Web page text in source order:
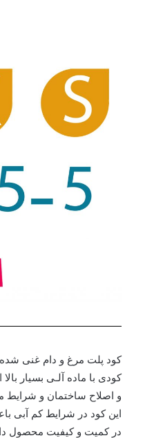
کود پلت مرغ و دام غنی شده
کودی با ماده آلـی بسیار
و اصلاح ساختمان و شرایط
این کود در شرایط کم آبی
در کمیت و کیفیت محصول